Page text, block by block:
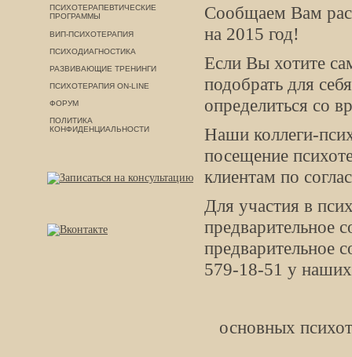
ПСИХОТЕРАПЕВТИЧЕСКИЕ
ПРОГРАММЫ
ВИП-ПСИХОТЕРАПИЯ
ПСИХОДИАГНОСТИКА
РАЗВИВАЮЩИЕ ТРЕНИНГИ
ПСИХОТЕРАПИЯ ON-LINE
ФОРУМ
ПОЛИТИКА
КОНФИДЕНЦИАЛЬНОСТИ
Сообщаем Вам
на 2015 год!
Если Вы хотите
подобрать для
определиться со
Наши коллеги-
посещение
клиентам по
Для участия в
предварительное
предварительное
579-18-51 у
основных